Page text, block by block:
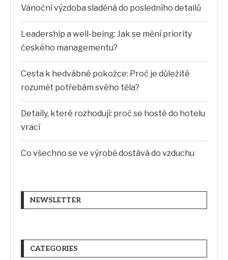
Vánoční výzdoba sladěná do posledního detailů
Leadership a well-being: Jak se mění priority
českého managementu?
Cesta k hedvábné pokožce: Proč je důležité
rozumět potřebám svého těla?
Detaily, které rozhodují: proč se hosté do hotelu
vrací
Co všechno se ve výrobě dostává do vzduchu
NEWSLETTER
CATEGORIES